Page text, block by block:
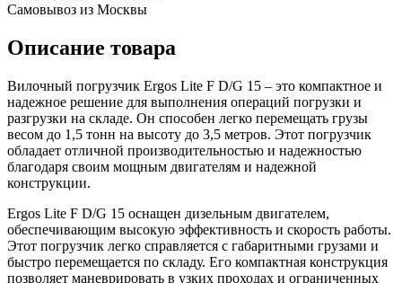
Самовывоз из Москвы
Описание товара
Вилочный погрузчик Ergos Lite F D/G 15 – это компактное и
надежное решение для выполнения операций погрузки и
разгрузки на складе. Он способен легко перемещать грузы
весом до 1,5 тонн на высоту до 3,5 метров. Этот погрузчик
обладает отличной производительностью и надежностью
благодаря своим мощным двигателям и надежной
конструкции.
Ergos Lite F D/G 15 оснащен дизельным двигателем,
обеспечивающим высокую эффективность и скорость работы.
Этот погрузчик легко справляется с габаритными грузами и
быстро перемещается по складу. Его компактная конструкция
позволяет маневрировать в узких проходах и ограниченных